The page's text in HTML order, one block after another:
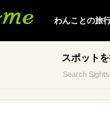
わんことの旅
スポット
Search